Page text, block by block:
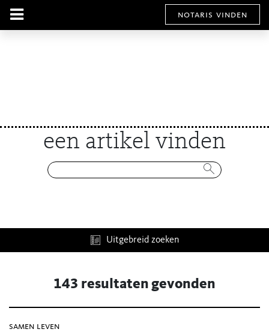
notaris vinden
een artikel vinden
Uitgebreid zoeken
143 resultaten gevonden
samen leven